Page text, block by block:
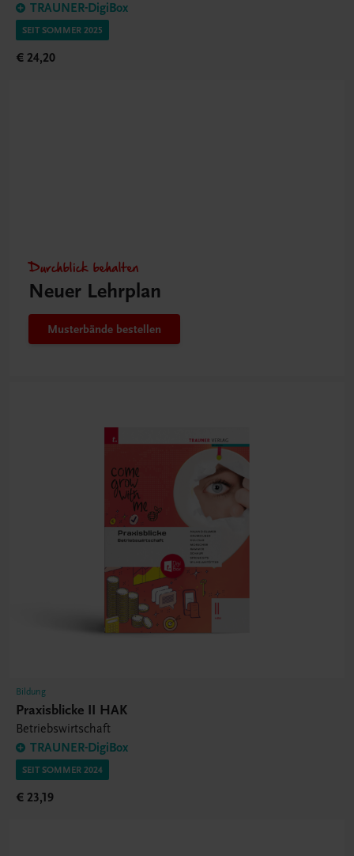
TRAUNER-DigiBox
SEIT SOMMER 2025
€ 24,20
Durchblick behalten
Neuer Lehrplan
Musterbände bestellen
Bildung
Praxisblicke II HAK
Betriebswirtschaft
TRAUNER-DigiBox
SEIT SOMMER 2024
€ 23,19